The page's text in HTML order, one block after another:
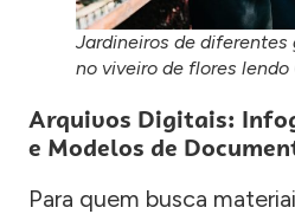
Jardineiros de
no viveiro de flores lendo
Arquivos Digitais:
e Modelos de
Para quem busca